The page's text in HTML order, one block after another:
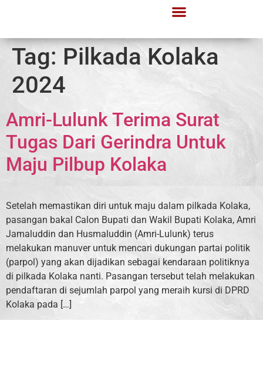
Tag: Pilkada Kolaka
2024
Amri-Lulunk Terima Surat
Tugas Dari Gerindra Untuk
Maju Pilbup Kolaka
Setelah memastikan diri untuk maju dalam pilkada Kolaka,
pasangan bakal Calon Bupati dan Wakil Bupati Kolaka, Amri
Jamaluddin dan Husmaluddin (Amri-Lulunk) terus
melakukan manuver untuk mencari dukungan partai politik
(parpol) yang akan dijadikan sebagai kendaraan politiknya
di pilkada Kolaka nanti. Pasangan tersebut telah melakukan
pendaftaran di sejumlah parpol yang meraih kursi di DPRD
Kolaka pada […]